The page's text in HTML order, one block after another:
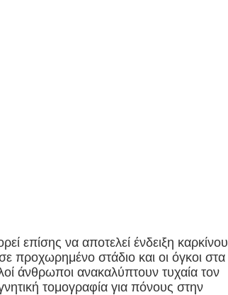
επίσης να αποτελεί ένδειξη καρκίνου
προχωρημένο στάδιο και οι όγκοι στα
άνθρωποι ανακαλύπτουν τυχαία τον
τομογραφία για πόνους στην